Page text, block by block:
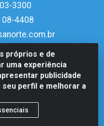
próprios e de
uma experiência
publicidade
perfil e melhorar a
3300
4408
Mário Câmara, 1815 -
CEP 59054-600 - CNPJ
51